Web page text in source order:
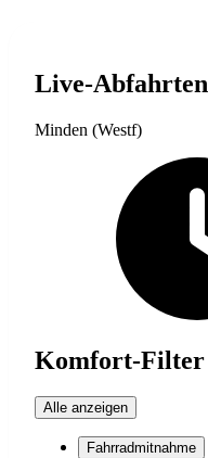
Live-Abfahrten
Minden (Westf)
Komfort-Filter
Alle anzeigen
Fahrradmitnahme